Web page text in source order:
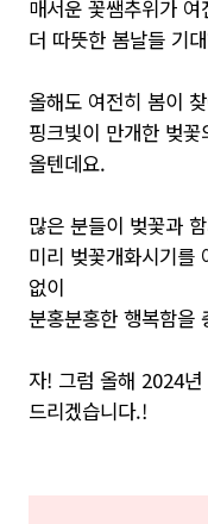
매서운 꽃쌤추위가
더 따뜻한 봄날들 기
올해도 여전히 봄이
핑크빛이 만개한 벚
올텐데요.
많은 분들이 벚꽃과
미리 벚꽃개화시기를
없이
분홍분홍한 행복함을
자! 그럼 올해 2024
드리겠습니다.!